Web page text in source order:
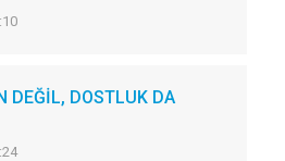
DEĞİL, DOSTLUK DA